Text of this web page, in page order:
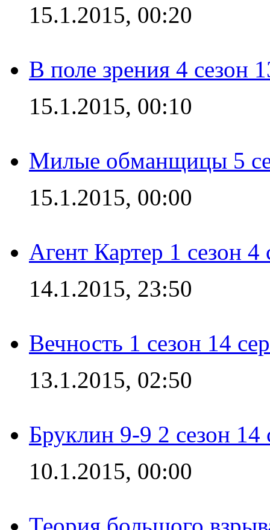
15.1.2015, 00:20
В поле зрения 4 сезон
15.1.2015, 00:10
Милые обманщицы 5
15.1.2015, 00:00
Агент Картер 1 сезон 4
14.1.2015, 23:50
Вечность 1 сезон 14
13.1.2015, 02:50
Бруклин 9-9 2 сезон 14
10.1.2015, 00:00